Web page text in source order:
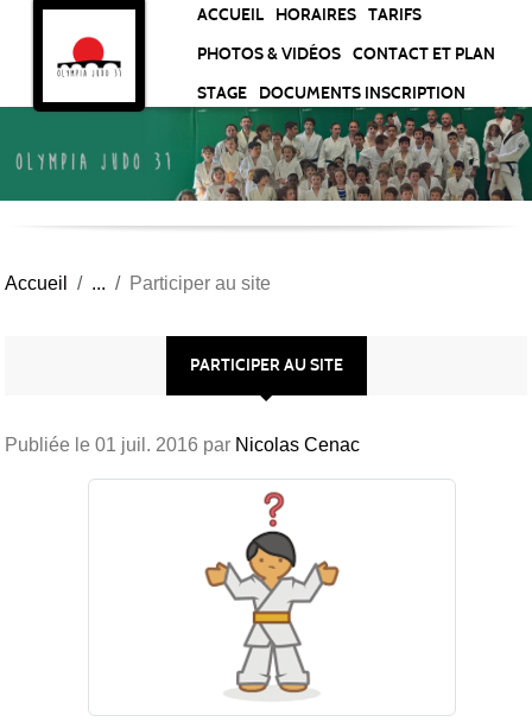
ACCUEIL HORAIRES
TARIFS
PHOTOS & VIDÉOS
CONTACT ET PLAN
STAGE
DOCUMENTS INSCRIPTION
Accueil Participer au site
PARTICIPER AU SITE
Publiée le 01 juil. 2016 par Nicolas Cenac
Panneau de gestion des cookies